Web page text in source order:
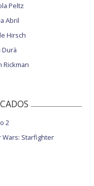
Peltz
Abril
Hirsch
Durà
Rickman
2
Wars: Starfighter